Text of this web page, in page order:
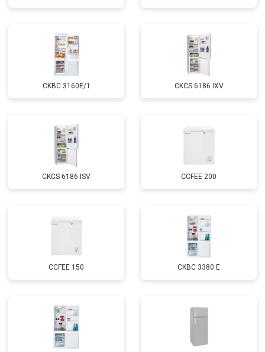
CKBC 3160E/1 CKCS 6186 IXV
CKCS 6186 ISV CCFEE 200
CCFEE 150 CKBC 3380 E